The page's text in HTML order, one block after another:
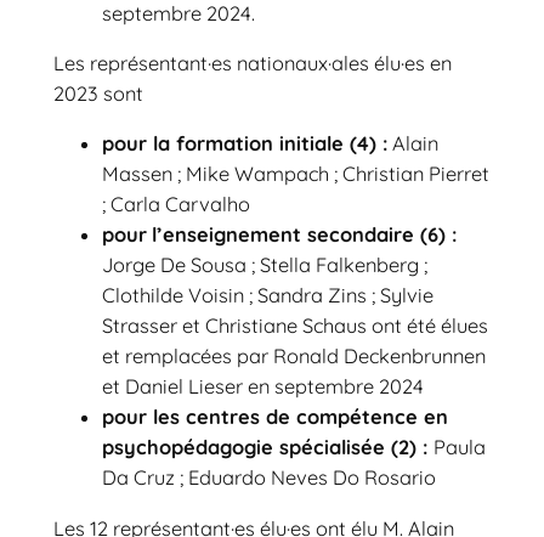
septembre 2024.
Les représentant·es nationaux·ales élu·es en
2023 sont
pour la formation initiale (4) :Alain
Massen ; Mike Wampach ; Christian Pierret
; Carla Carvalho
pour l’enseignement secondaire (6) :
Jorge De Sousa ; Stella Falkenberg ;
Clothilde Voisin ; Sandra Zins ; Sylvie
Strasser et Christiane Schaus ont été élues
et remplacées par Ronald Deckenbrunnen
et Daniel Lieser en septembre 2024
pour les centres de compétence en
psychopédagogie spécialisée (2) : Paula
Da Cruz ; Eduardo Neves Do Rosario
Les 12 représentant·es élu·es ont élu M. Alain